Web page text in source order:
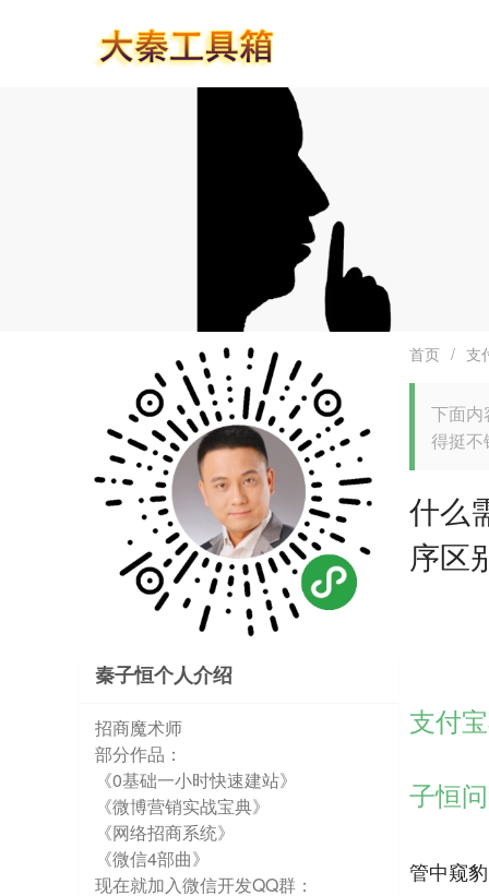
秦子恒个人介绍
招商魔术师
部分作品：
《0基础一小时快速建站》
《微博营销实战宝典》
《网络招商系统》
《微信4部曲》
现在就加入微信开发QQ群：
首页 / 支
下面内
得挺不
什么
序区
支付
子恒
管中窥豹